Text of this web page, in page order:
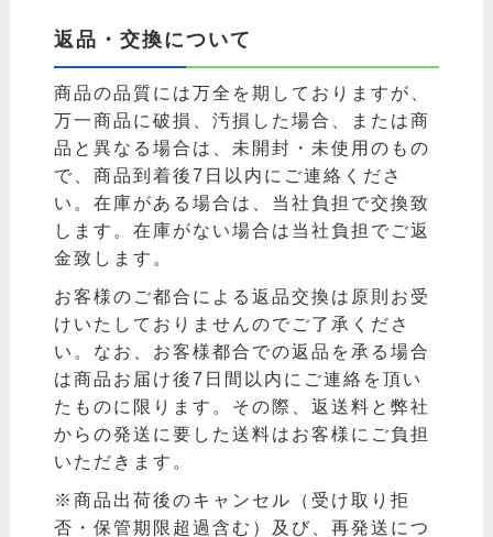
返品・交換について
商品の品質には万全を期しておりますが、
万一商品に破損、汚損した場合、または商
品と異なる場合は、未開封・未使用のもの
で、商品到着後7日以内にご連絡くださ
い。在庫がある場合は、当社負担で交換致
します。在庫がない場合は当社負担でご返
金致します。
お客様のご都合による返品交換は原則お受
けいたしておりませんのでご了承くださ
い。なお、お客様都合での返品を承る場合
は商品お届け後7日間以内にご連絡を頂い
たものに限ります。その際、返送料と弊社
からの発送に要した送料はお客様にご負担
いただきます。
※商品出荷後のキャンセル（受け取り拒
否・保管期限超過含む）及び、再発送につ